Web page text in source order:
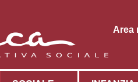
Area